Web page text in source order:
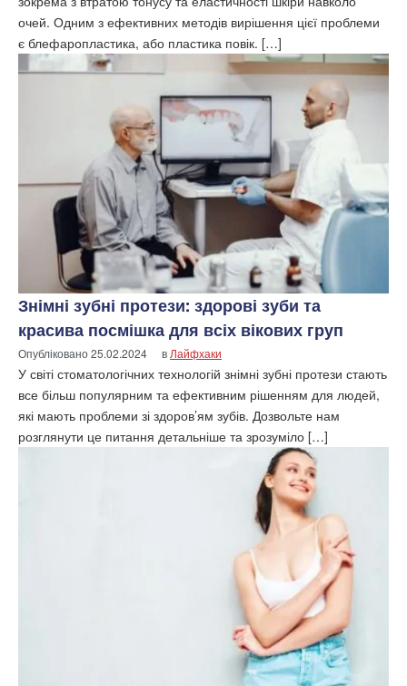
очей. Одним з ефективних методів вирішення цієї проблеми
є блефаропластика, або пластика повік. […]
Знімні зубні протези: здорові зуби та
красива посмішка для всіх вікових груп
Опубліковано25.02.2024 в Лайфхаки
У світі стоматологічних технологій знімні зубні протези стають
все більш популярним та ефективним рішенням для людей,
які мають проблеми зі здоров’ям зубів. Дозвольте нам
розглянути це питання детальніше та зрозуміло […]